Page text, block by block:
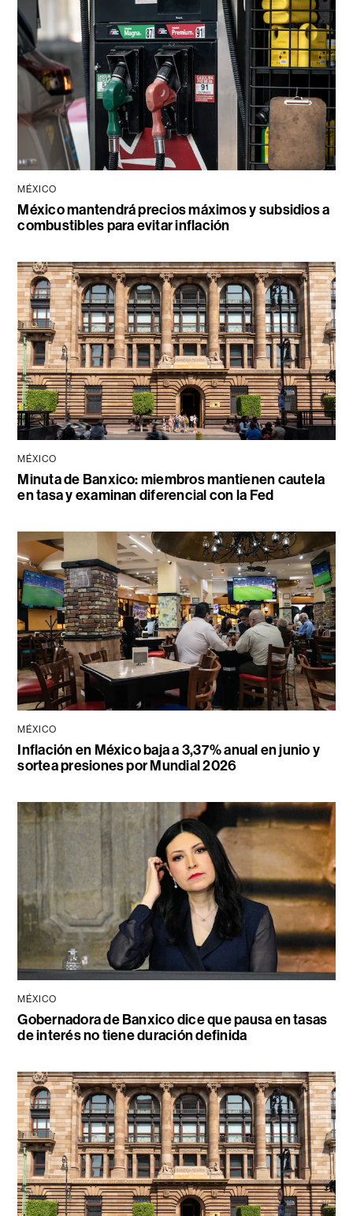
MÉXICO
México mantendrá precios máximos y subsidios a
combustibles para evitar inflación
MÉXICO
Minuta de Banxico: miembros mantienen cautela
en tasa y examinan diferencial con la Fed
MÉXICO
Inflación en México baja a 3,37% anual en junio y
sortea presiones por Mundial 2026
MÉXICO
Gobernadora de Banxico dice que pausa en tasas
de interés no tiene duración definida